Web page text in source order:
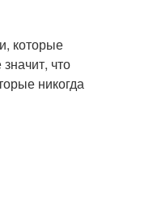
которые
что
никогда